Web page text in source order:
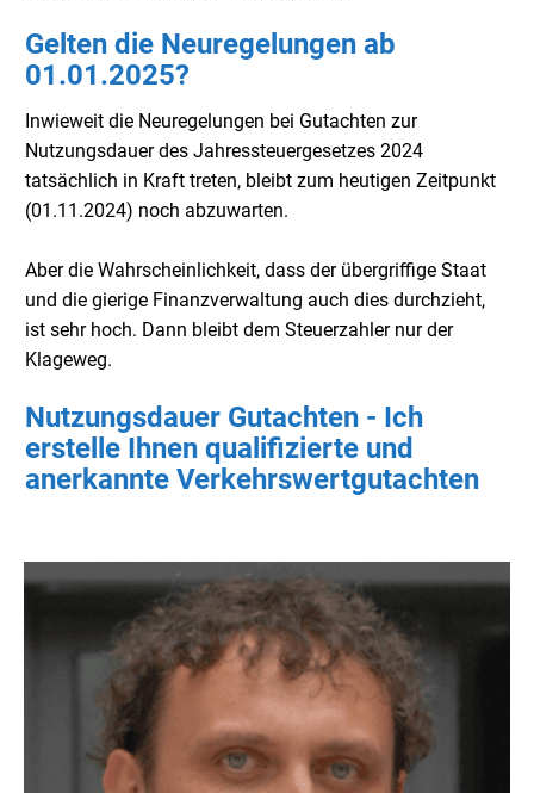
Gelten die Neuregelungen ab
01.01.2025?
Inwieweit die Neuregelungen bei Gutachten zur
Nutzungsdauer des Jahressteuergesetzes 2024
tatsächlich in Kraft treten, bleibt zum heutigen Zeitpunkt
(01.11.2024) noch abzuwarten.
Aber die Wahrscheinlichkeit, dass der übergriffige Staat
und die gierige Finanzverwaltung auch dies durchzieht,
ist sehr hoch. Dann bleibt dem Steuerzahler nur der
Klageweg.
Nutzungsdauer Gutachten - Ich
erstelle Ihnen qualifizierte und
anerkannte Verkehrswertgutachten